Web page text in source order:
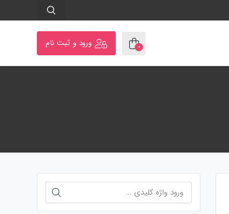
۰ ورود و ثبت نام
جستجو
برای: